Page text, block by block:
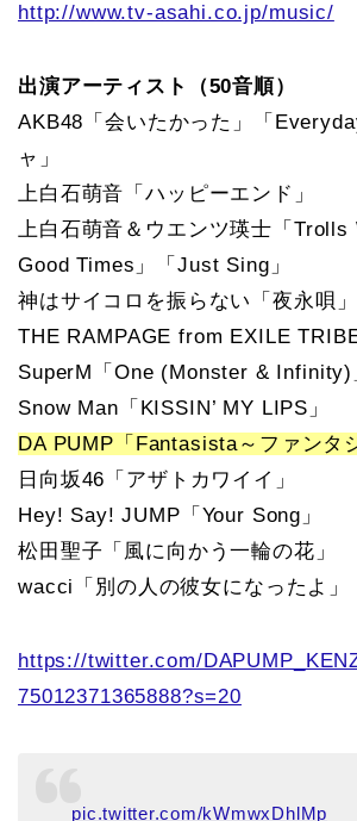
http://www.tv-asahi.co.jp/music/
出演アーティスト（50音順）
AKB48「会いたかった」「
ャ」
上白石萌音「ハッピーエンド」
上白石萌音＆ウエンツ瑛士「Trolls
Good Times」「Just Sing」
神はサイコロを振らない「夜永唄」
THE RAMPAGE from EXILE
SuperM「One (Monster & Infinity)
Snow Man「KISSIN’ MY LIPS」
DA PUMP「Fantasista～ファンタ
日向坂46「アザトカワイイ」
Hey! Say! JUMP「Your Song」
松田聖子「風に向かう一輪の花」
wacci「別の人の彼女になったよ」
https://twitter.com/
75012371365888?s=20
pic.twitter.com/kWmwxDhlMp